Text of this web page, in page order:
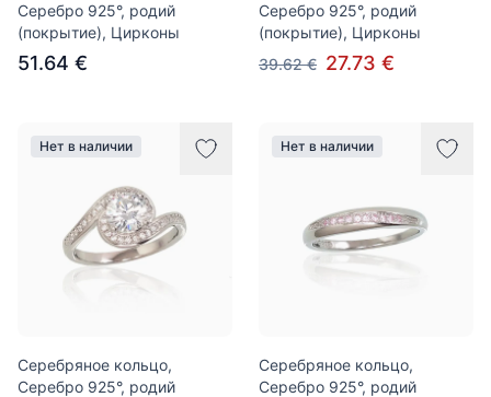
Серебро 925°, родий
(покрытие), Цирконы
51.64 €
Серебро 925°, родий
(покрытие), Цирконы
39.62 € 27.73 €
Нет в наличии
Серебряное кольцо,
Серебро 925°, родий
Нет в наличии
Серебряное кольцо,
Серебро 925°, родий